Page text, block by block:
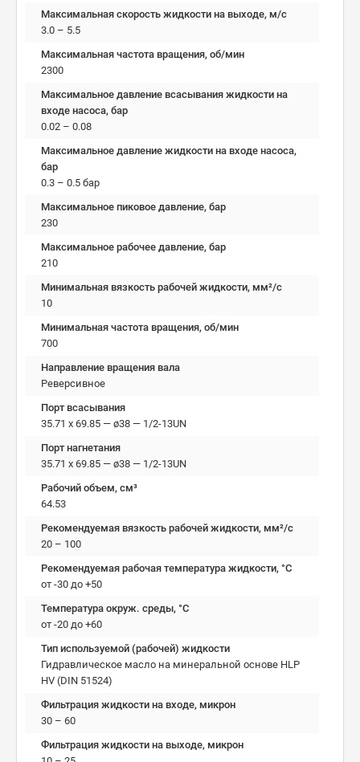
Максимальная скорость жидкости на выходе, м/с
3.0 – 5.5
Максимальная частота вращения, об/мин
2300
Максимальное давление всасывания жидкости на
входе насоса, бар
0.02 – 0.08
Максимальное давление жидкости на входе насоса,
бар
0.3 – 0.5 бар
Максимальное пиковое давление, бар
230
Максимальное рабочее давление, бар
210
Минимальная вязкость рабочей жидкости, мм²/c
10
Минимальная частота вращения, об/мин
700
Направление вращения вала
Реверсивное
Порт всасывания
35.71 x 69.85 — ø38 — 1/2-13UN
Порт нагнетания
35.71 x 69.85 — ø38 — 1/2-13UN
Рабочий объем, см³
64.53
Рекомендуемая вязкость рабочей жидкости, мм²/с
20 – 100
Рекомендуемая рабочая температура жидкости, °C
от -30 до +50
Температура окруж. среды, °C
от -20 до +60
Тип используемой (рабочей) жидкости
Гидравлическое масло на минеральной основе HLP
HV (DIN 51524)
Фильтрация жидкости на входе, микрон
30 – 60
Фильтрация жидкости на выходе, микрон